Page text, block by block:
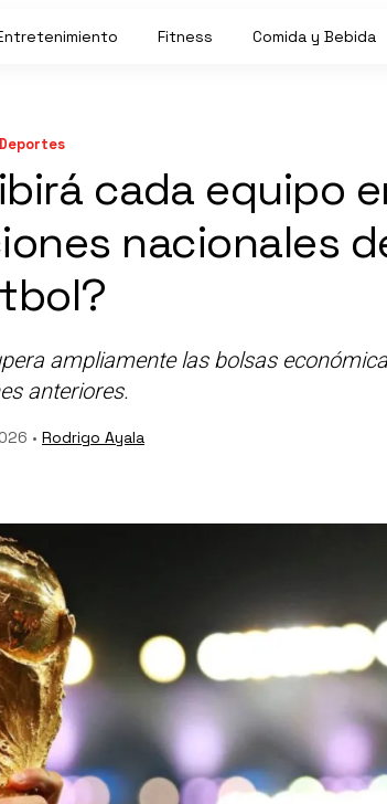
Fitness Comida y Bebida
Deportes
cada equipo
nacionales
ampliamente las bolsas
anteriores.
• Rodrigo Ayala